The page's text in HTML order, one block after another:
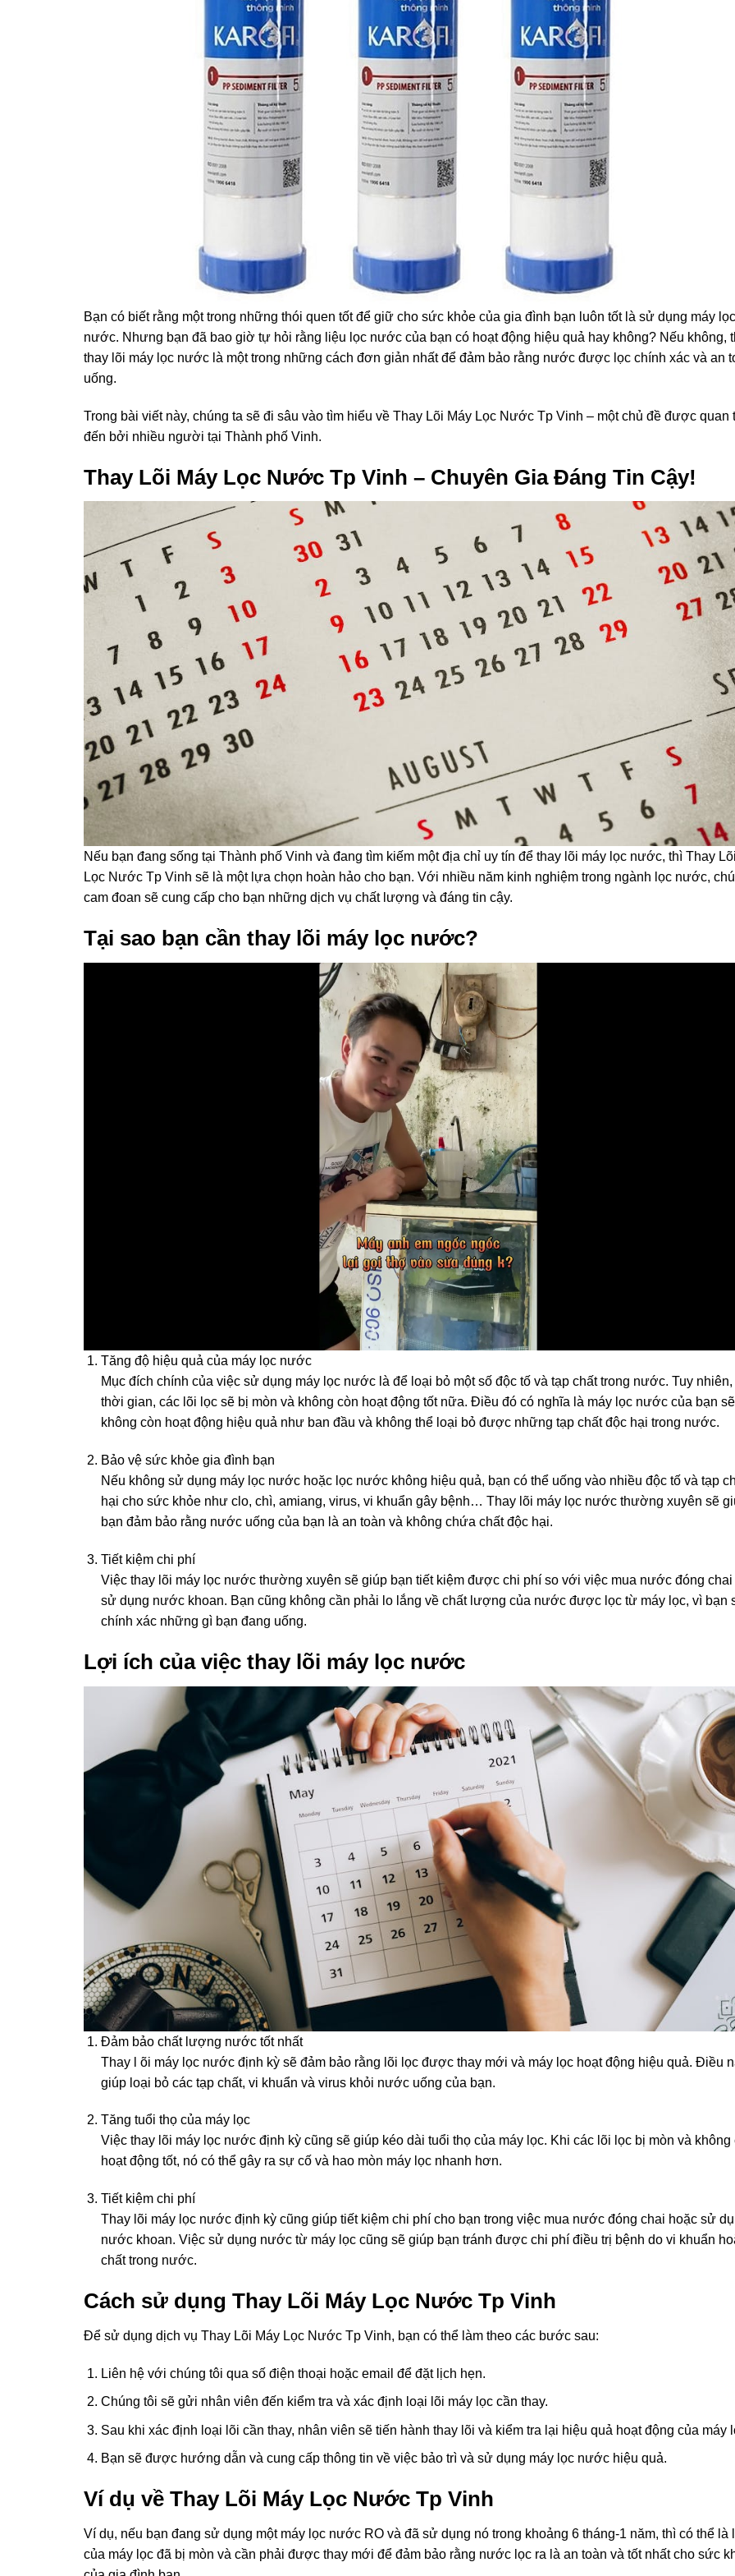
Bạn có biết rằng một trong những thói quen tốt để giữ cho sức khỏe của gia đình bạn luôn tốt là sử dụng máy lọc
nước. Nhưng bạn đã bao giờ tự hỏi rằng liệu lọc nước của bạn có hoạt động hiệu quả hay không? Nếu không,
thay lõi máy lọc nước là một trong những cách đơn giản nhất để đảm bảo rằng nước được lọc chính xác và an
uống.
Trong bài viết này, chúng ta sẽ đi sâu vào tìm hiểu về Thay Lõi Máy Lọc Nước Tp Vinh – một chủ đề được quan
đến bởi nhiều người tại Thành phố Vinh.
Thay Lõi Máy Lọc Nước Tp Vinh – Chuyên Gia Đáng Tin Cậy!
Nếu bạn đang sống tại Thành phố Vinh và đang tìm kiếm một địa chỉ uy tín để thay lõi máy lọc nước, thì Thay
Lọc Nước Tp Vinh sẽ là một lựa chọn hoàn hảo cho bạn. Với nhiều năm kinh nghiệm trong ngành lọc nước,
cam đoan sẽ cung cấp cho bạn những dịch vụ chất lượng và đáng tin cậy.
Tại sao bạn cần thay lõi máy lọc nước?
Tăng độ hiệu quả của máy lọc nước
Mục đích chính của việc sử dụng máy lọc nước là để loại bỏ một số độc tố và tạp chất trong nước. Tuy nhiên,
thời gian, các lõi lọc sẽ bị mòn và không còn hoạt động tốt nữa. Điều đó có nghĩa là máy lọc nước của bạn sẽ
không còn hoạt động hiệu quả như ban đầu và không thể loại bỏ được những tạp chất độc hại trong nước.
Bảo vệ sức khỏe gia đình bạn
Nếu không sử dụng máy lọc nước hoặc lọc nước không hiệu quả, bạn có thể uống vào nhiều độc tố và tạp
hại cho sức khỏe như clo, chì, amiang, virus, vi khuẩn gây bệnh… Thay lõi máy lọc nước thường xuyên sẽ
bạn đảm bảo rằng nước uống của bạn là an toàn và không chứa chất độc hại.
Tiết kiệm chi phí
Việc thay lõi máy lọc nước thường xuyên sẽ giúp bạn tiết kiệm được chi phí so với việc mua nước đóng chai
sử dụng nước khoan. Bạn cũng không cần phải lo lắng về chất lượng của nước được lọc từ máy lọc, vì bạn
chính xác những gì bạn đang uống.
Lợi ích của việc thay lõi máy lọc nước
Đảm bảo chất lượng nước tốt nhất
Thay l õi máy lọc nước định kỳ sẽ đảm bảo rằng lõi lọc được thay mới và máy lọc hoạt động hiệu quả. Điều
giúp loại bỏ các tạp chất, vi khuẩn và virus khỏi nước uống của bạn.
Tăng tuổi thọ của máy lọc
Việc thay lõi máy lọc nước định kỳ cũng sẽ giúp kéo dài tuổi thọ của máy lọc. Khi các lõi lọc bị mòn và không
hoạt động tốt, nó có thể gây ra sự cố và hao mòn máy lọc nhanh hơn.
Tiết kiệm chi phí
Thay lõi máy lọc nước định kỳ cũng giúp tiết kiệm chi phí cho bạn trong việc mua nước đóng chai hoặc sử
nước khoan. Việc sử dụng nước từ máy lọc cũng sẽ giúp bạn tránh được chi phí điều trị bệnh do vi khuẩn
chất trong nước.
Cách sử dụng Thay Lõi Máy Lọc Nước Tp Vinh
Để sử dụng dịch vụ Thay Lõi Máy Lọc Nước Tp Vinh, bạn có thể làm theo các bước sau:
Liên hệ với chúng tôi qua số điện thoại hoặc email để đặt lịch hẹn.
Chúng tôi sẽ gửi nhân viên đến kiểm tra và xác định loại lõi máy lọc cần thay.
Sau khi xác định loại lõi cần thay, nhân viên sẽ tiến hành thay lõi và kiểm tra lại hiệu quả hoạt động của máy
Bạn sẽ được hướng dẫn và cung cấp thông tin về việc bảo trì và sử dụng máy lọc nước hiệu quả.
Ví dụ về Thay Lõi Máy Lọc Nước Tp Vinh
Ví dụ, nếu bạn đang sử dụng một máy lọc nước RO và đã sử dụng nó trong khoảng 6 tháng-1 năm, thì có thể là
của máy lọc đã bị mòn và cần phải được thay mới để đảm bảo rằng nước lọc ra là an toàn và tốt nhất cho sức